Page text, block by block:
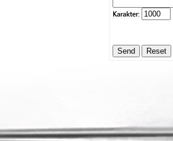
Karakter: